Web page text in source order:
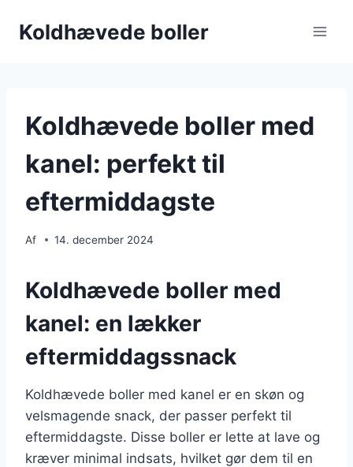
Koldhævede boller
Koldhævede boller med
kanel: perfekt til
eftermiddagste
Af 14. december 2024
Koldhævede boller med
kanel: en lækker
eftermiddagssnack
Koldhævede boller med kanel er en skøn og
velsmagende snack, der passer perfekt til
eftermiddagste. Disse boller er lette at lave og
kræver minimal indsats, hvilket gør dem til en